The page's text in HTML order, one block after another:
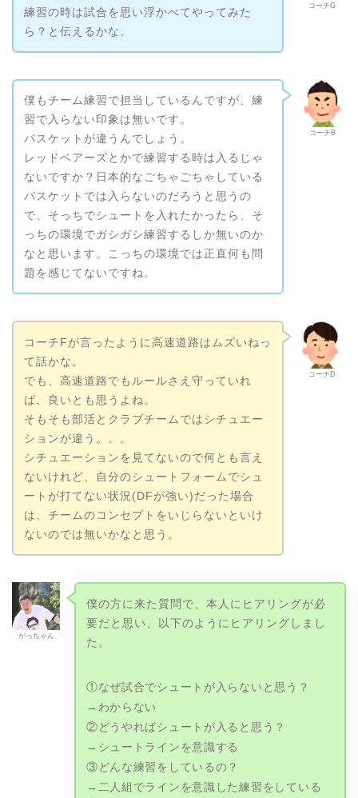
コーチG
練習の時は試合を思い浮かべてやってみた
ら？と伝えるかな。
コーチB
僕もチーム練習で担当しているんですが、練
習で入らない印象は無いです。
バスケットが違うんでしょう。
レッドベアーズとかで練習する時は入るじゃ
ないですか？日本的なごちゃごちゃしている
バスケットでは入らないのだろうと思うの
で、そっちでシュートを入れたかったら、そ
っちの環境でガシガシ練習するしか無いのか
なと思います。こっちの環境では正直何も問
題を感じてないですね。
コーチD
コーチFが言ったように高速道路はムズいねっ
て話かな。
でも、高速道路でもルールさえ守っていれ
ば、良いとも思うよね。
そもそも部活とクラブチームではシチュエー
ションが違う。。。
シチュエーションを見てないので何とも言え
ないけれど、自分のシュートフォームでシュ
ートが打てない状況(DFが強い)だった場合
は、チームのコンセプトをいじらないといけ
ないのでは無いかなと思う。
がっちゃん
僕の方に来た質問で、本人にヒアリングが必
要だと思い、以下のようにヒアリングしまし
た。
①なぜ試合でシュートが入らないと思う？
→わからない
②どうやればシュートが入ると思う？
→シュートラインを意識する
③どんな練習をしているの？
→二人組でラインを意識した練習をしている